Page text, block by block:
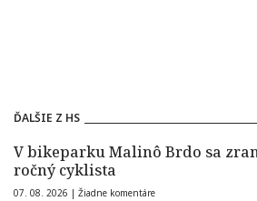
ĎALŠIE Z HS
V bikeparku Malinô Brdo sa
ročný cyklista
07. 08. 2026 | Žiadne komentáre